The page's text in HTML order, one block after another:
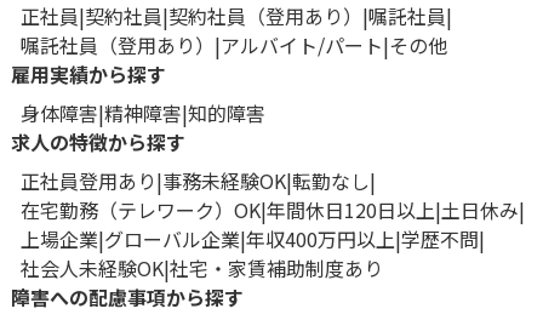
正社員 契約社員 契約社員（登用あり）
嘱託社員
嘱託社員（登用あり）
アルバイト/パート その他
雇用実績から探す
身体障害 精神障害 知的障害
求人の特徴から探す
正社員登用あり 事務未経験OK 転勤なし
在宅勤務（テレワーク）OK 年間休日120日以上 土日休み
上場企業 グローバル企業 年収400万円以上 学歴不問
社会人未経験OK 社宅・家賃補助制度あり
障害への配慮事項から探す